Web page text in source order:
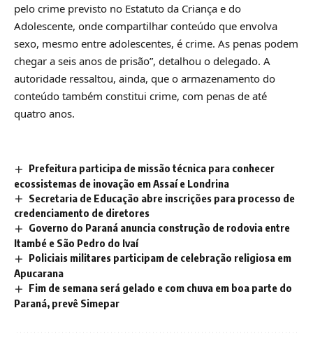
pelo crime previsto no Estatuto da Criança e do
Adolescente, onde compartilhar conteúdo que envolva
sexo, mesmo entre adolescentes, é crime. As penas podem
chegar a seis anos de prisão”, detalhou o delegado. A
autoridade ressaltou, ainda, que o armazenamento do
conteúdo também constitui crime, com penas de até
quatro anos.
Prefeitura participa de missão técnica para conhecer
ecossistemas de inovação em Assaí e Londrina
Secretaria de Educação abre inscrições para processo de
credenciamento de diretores
Governo do Paraná anuncia construção de rodovia entre
Itambé e São Pedro do Ivaí
Policiais militares participam de celebração religiosa em
Apucarana
Fim de semana será gelado e com chuva em boa parte do
Paraná, prevê Simepar